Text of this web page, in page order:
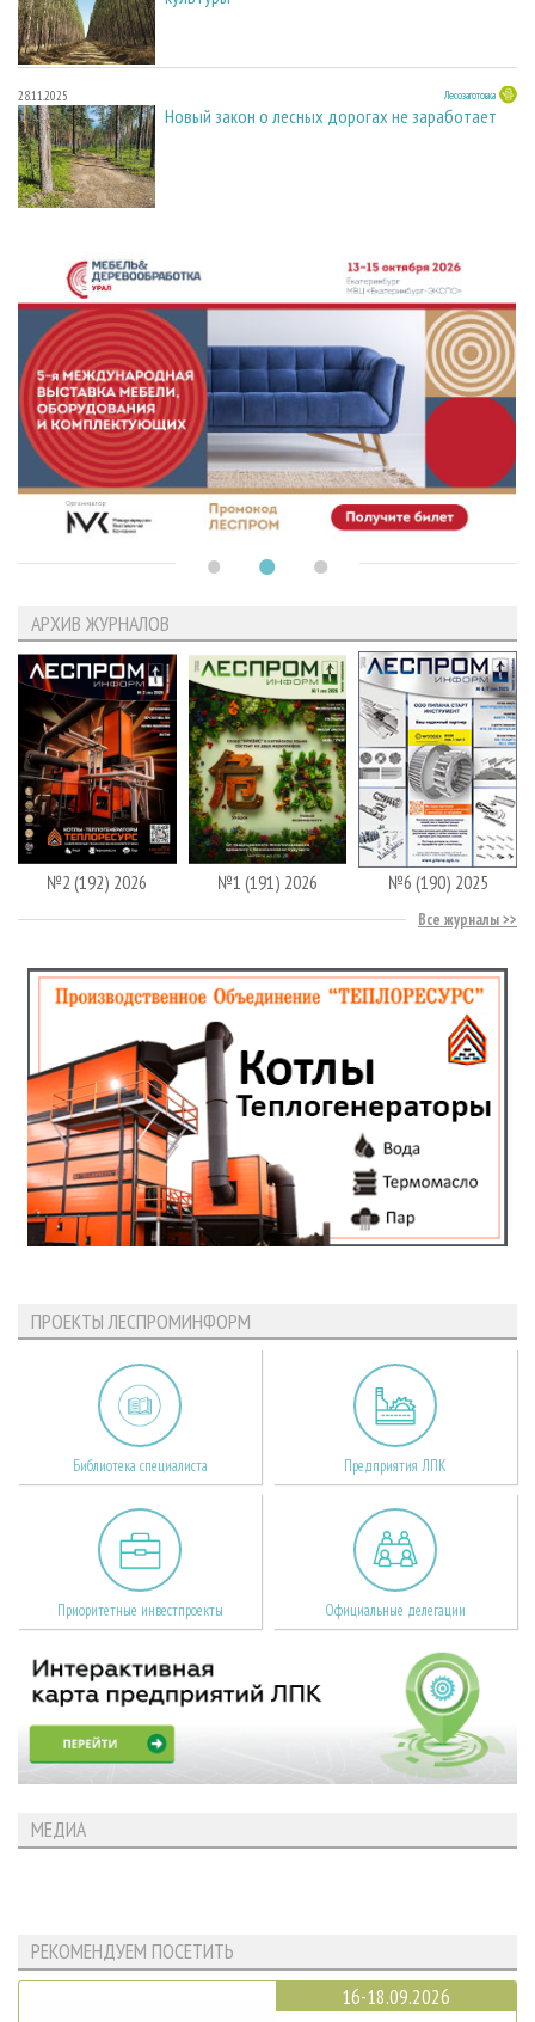
28.11.2025 Лесозаготовка
Новый закон о лесных дорогах не заработает
АРХИВ ЖУРНАЛОВ
№2 (192) 2026 №1 (191) 2026 №6 (190) 2025
Все журналы
ПРОЕКТЫ ЛЕСПРОМИНФОРМ
Библиотека специалиста Предприятия ЛПК
Приоритетные инвестпроекты Официальные делегации
МЕДИА
РЕКОМЕНДУЕМ ПОСЕТИТЬ
16-18.09.2026